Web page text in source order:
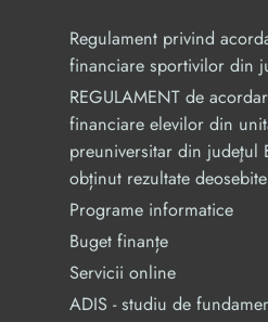
Regulament privind
financiare sportivilor din
REGULAMENT de
financiare elevilor din
preuniversitar din judeţul
obținut rezultate deosebite
Programe informatice
Buget finanțe
Servicii online
ADIS - studiu de